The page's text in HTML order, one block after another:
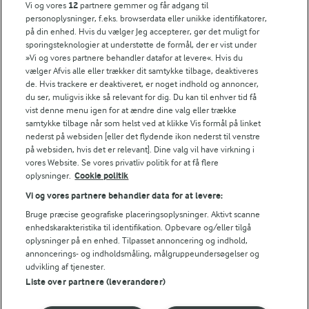
Bedømmelse
3 4
Tips til opskriften
Vi ved, at det tit er de små ting, der gør forskellen i
køkkenet. Derfor deler vi de tips, vi selv bruger, når vi
laver mad og udvikler opskrifter.
TIPS
Du kan også bruge dejen til spandauere. Skær dejen ud som
TIPS
Vi og vores 12 partnere gemmer og får adgang til
personoplysninger, f.eks. browserdata eller unikke identifikatorer,
på din enhed. Hvis du vælger Jeg accepterer, gør det muligt for
sporingsteknologier at understøtte de formål, der er vist under
»Vi og vores partnere behandler datafor at levere«. Hvis du
vælger Afvis alle eller trækker dit samtykke tilbage, deaktiveres
de. Hvis trackere er deaktiveret, er noget indhold og annoncer,
du ser, muligvis ikke så relevant for dig. Du kan til enhver tid få
vist denne menu igen for at ændre dine valg eller trække
samtykke tilbage når som helst ved at klikke Vis formål på linket
nederst på websiden [eller det flydende ikon nederst til venstre
på websiden, hvis det er relevant]. Dine valg vil have virkning i
vores Website. Se vores privatliv politik for at få flere
oplysninger. Cookie politik
Vi og vores partnere behandler data for at levere:
Bruge præcise geografiske placeringsoplysninger. Aktivt scanne
enhedskarakteristika til identifikation. Opbevare og/eller tilgå
oplysninger på en enhed. Tilpasset annoncering og indhold,
annoncerings- og indholdsmåling, målgruppeundersøgelser og
udvikling af tjenester.
Liste over partnere (leverandører)